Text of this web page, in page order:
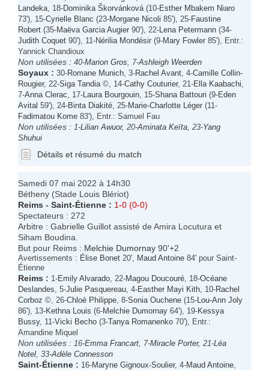
Landeka , 18-Dominika Škorvánková (10-Esther Mbakem Niaro
73'), 15-Cyrielle Blanc (23-Morgane Nicoli 85'), 25-Faustine
Robert (35-Maëva Garcia Augier 90'), 22- Lena Petermann (34-
Judith Coquet 90'), 11-Nérilia Mondésir (9-Mary Fowler 85'), Entr.:
Yannick Chandioux
Non utilisées : 40-Marion Gros , 7-Ashleigh Weerden
Soyaux : 30-Romane Munich , 3-Rachel Avant , 4-Camille Collin-
Rougier, 22-Siga Tandia ©, 14-Cathy Couturier, 21-Ella Kaabachi
7-Anna Clerac , 17- Laura Bourgouin , 15-Shana Battouri (9-Eden
Avital 59'), 24-Binta Diakité , 25-Marie-Charlotte Léger (11-
Fadimatou Kome 83'), Entr.: Samuel Fau
Non utilisées : 1-Lilian Awuor, 20-Aminata Keïta , 23-Yang
Shuhui
Détails et résumé du match
Samedi 07 mai 2022 à 14h30
Bétheny (Stade Louis Blériot)
Reims - Saint-Étienne : 1-0 (0-0)
Spectateurs : 272
Arbitre : Gabrielle Guillot assisté de Amira Locutura et
Siham Boudina.
But pour Reims : Melchie Dumornay 90'+2
Avertissements : Élise Bonet 20', Maud Antoine 84' pour Saint-
Étienne
Reims : 1-Emily Alvarado , 22-Magou Doucouré , 18-Océane
Deslandes , 5-Julie Pasquereau , 4-Easther Mayi Kith , 10-Rachel
Corboz ©, 26-Chloé Philippe , 8-Sonia Ouchene (15- Lou-Ann Joly
86'), 13-Kethna Louis (6-Melchie Dumornay 64'), 19-Kessya
Bussy, 11-Vicki Becho (3-Tanya Romanenko 70'), Entr.:
Amandine Miquel
Non utilisées : 16-Emma Francart , 7-Miracle Porter, 21-Léa
Notel , 33-Adèle Connesson
Saint-Étienne : 16-Maryne Gignoux-Soulier, 4-Maud Antoine